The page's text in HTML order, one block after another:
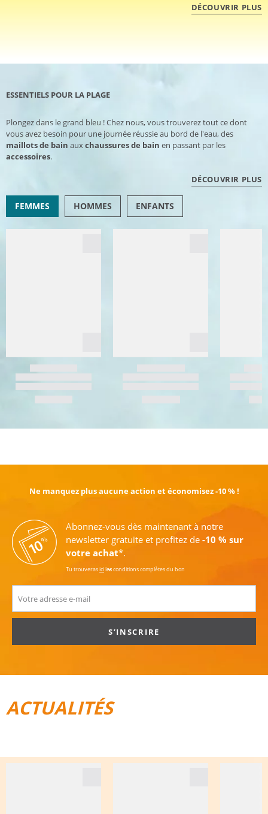
DÉCOUVRIR PLUS
ESSENTIELS POUR LA PLAGE
Plongez dans le grand bleu ! Chez nous, vous trouverez tout ce dont
vous avez besoin pour une journée réussie au bord de l'eau, des
maillots de bain auxchaussures de bain en passant par les
accessoires.
DÉCOUVRIR PLUS
FEMMES HOMMES ENFANTS
Ne manquez plus aucune action et économisez -10 % !
Abonnez-vous dès maintenant à notre
newsletter gratuite et profitez de -10 % sur
votre achat*.
Tu trouverasiciles conditions complètes du bon
S’INSCRIRE
ACTUALITÉS